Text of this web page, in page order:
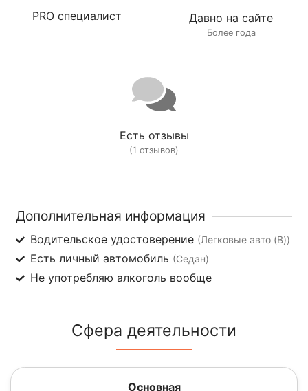
PRO специалист Давно на сайте
Более года
Есть отзывы
(1 отзывов)
Дополнительная информация
Водительское удостоверение (Легковые авто (B))
Есть личный автомобиль (Седан)
Не употребляю алкоголь вообще
Сфера деятельности
Основная